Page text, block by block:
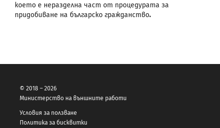
което е неразделна част от процедурата за
придобиване на българско гражданство.
© 2018 – 2026
Министерство на външните работи
Условия за ползване
Политика за бисквитки